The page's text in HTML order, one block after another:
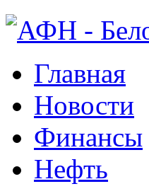
Главная
Новости
Финансы
Нефть